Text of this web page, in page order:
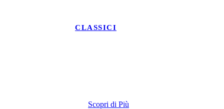
CLASSICI
Scopri di Più